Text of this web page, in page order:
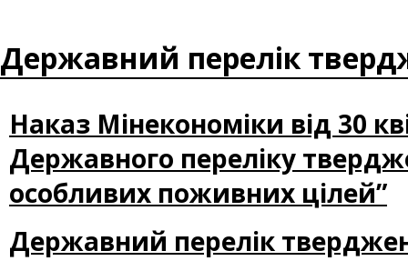
Державний перелік
Наказ Мінекономіки від 30
Державного переліку
особливих поживних цілей”
Державний перелік